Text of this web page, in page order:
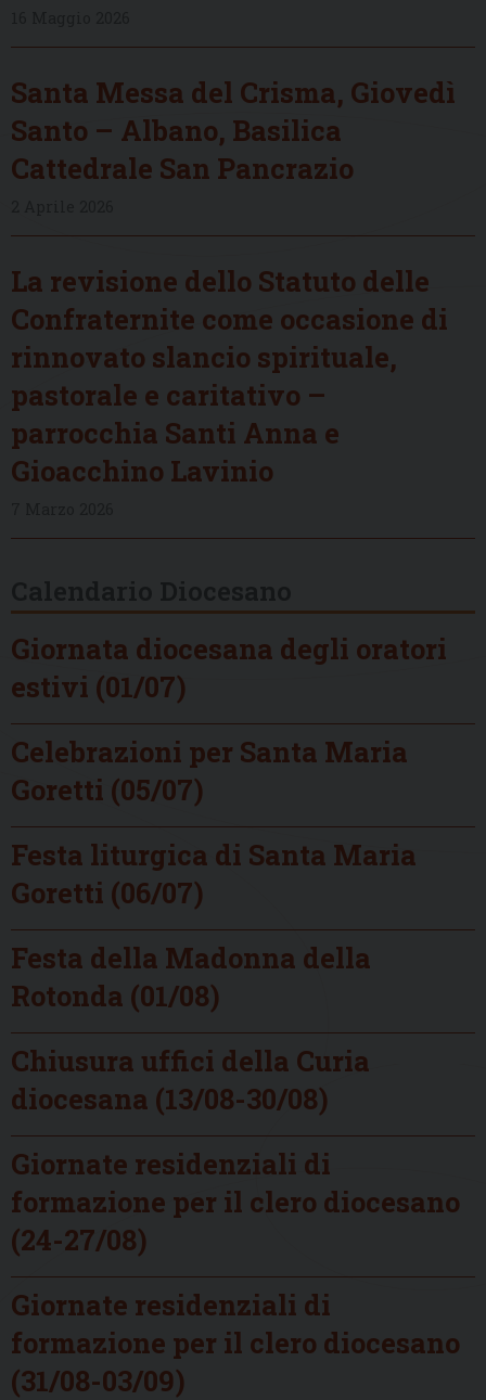
Santa Messa del Crisma, Giovedì
Santo – Albano, Basilica
Cattedrale San Pancrazio
La revisione dello Statuto delle
Confraternite come occasione di
rinnovato slancio spirituale,
pastorale e caritativo –
parrocchia Santi Anna e
Gioacchino Lavinio
Giornata diocesana degli oratori
estivi (01/07)
Celebrazioni per Santa Maria
Goretti (05/07)
Festa liturgica di Santa Maria
Goretti (06/07)
Festa della Madonna della
Rotonda (01/08)
Chiusura uffici della Curia
diocesana (13/08-30/08)
Giornate residenziali di
formazione per il clero diocesano
(24-27/08)
Giornate residenziali di
formazione per il clero diocesano
(31/08-03/09)